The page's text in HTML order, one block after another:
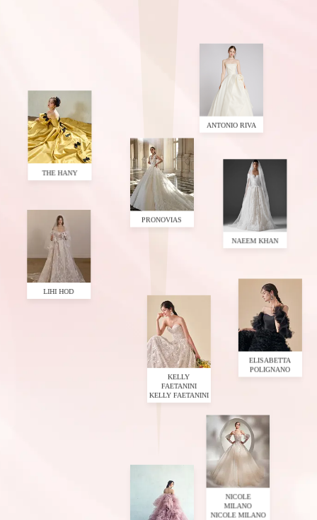
THE HANY
ANTONIO RIVA
PRONOVIAS
NAEEM KHAN
LIHI HOD
KELLY
FAETANINI
KELLY FAETANINI
ELISABETTA
POLIGNANO
NICOLE
MILANO
NICOLE MILANO